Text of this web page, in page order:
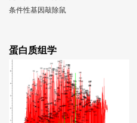
条件性基因敲除鼠
蛋白质组学